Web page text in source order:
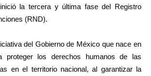
la tercera y última fase del Registro
(RND).
del Gobierno de México que nace en
proteger los derechos humanos de las
en el territorio nacional, al garantizar la